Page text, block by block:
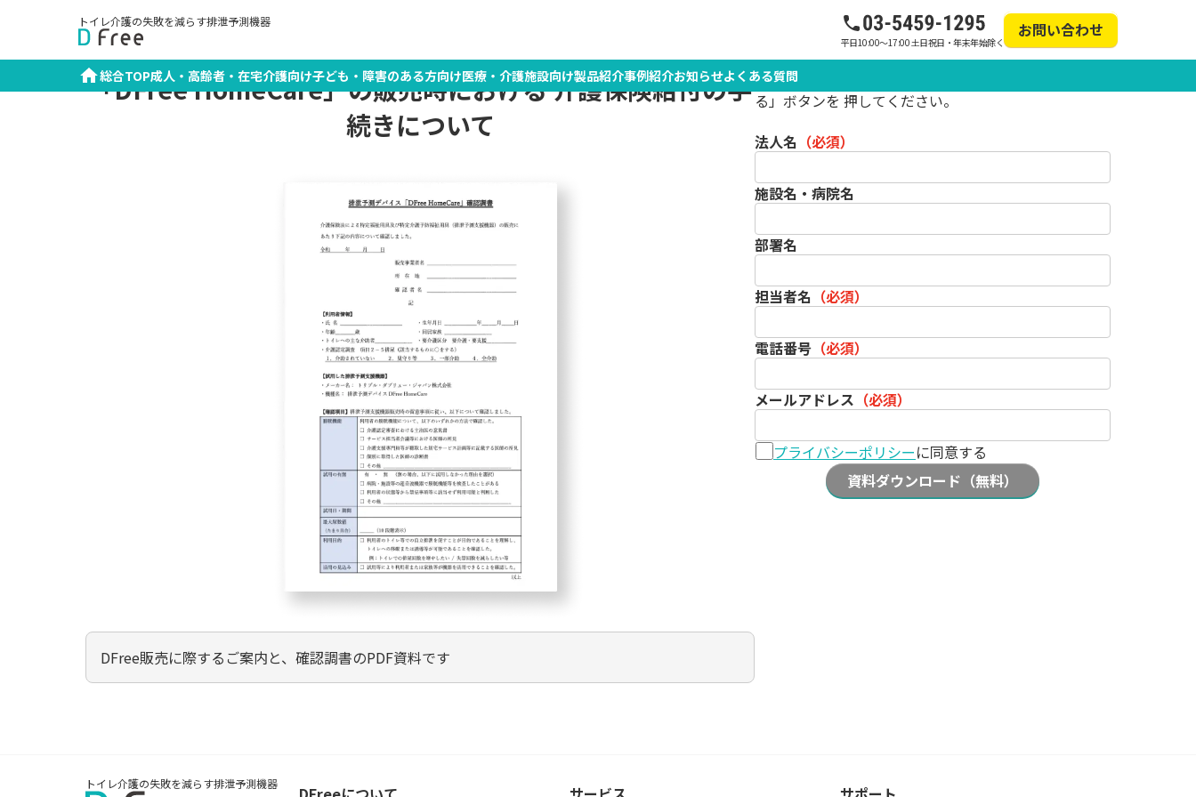
トイレ介護の失敗を減らす排泄予測機器
平日10:00～17:00 土日祝日・年末年始除く
お問い合わせ
総合TOP成人・高齢者・在宅介護向け子ども・障害のある方向け医療・介護施設向け製品紹介事例紹介お知らせよくある質問
TOP 資料ダウンロード 在宅介護向け資料
「DFree HomeCare」の販売時における 介護保険給付の手
続きについて
DFree販売に際するご案内と、確認調書のPDF資料です
下記フォームに必要事項を入力し、「ダウンロードす
る」ボタンを 押してください。
法人名 （必須）
施設名・病院名
部署名
担当者名 （必須）
電話番号 （必須）
メールアドレス （必須）
プライバシーポリシーに同意する
資料ダウンロード（無料）
トイレ介護の失敗を減らす排泄予測機器